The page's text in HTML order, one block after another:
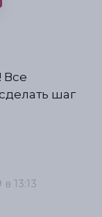
Все
шаг
в 13:13